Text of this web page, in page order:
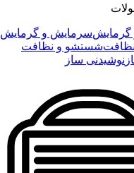
سرمایش و گرمایش
شستشو و نظافت
نوشیدنی ساز